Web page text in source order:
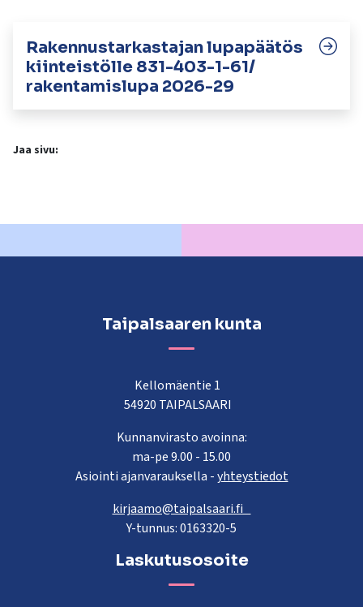
Rakennustarkastajan lupapäätös
kiinteistölle 831-403-1-61/
rakentamislupa 2026-29
Jaa sivu:
Taipalsaaren kunta
Kellomäentie 1
54920 TAIPALSAARI
Kunnanvirasto avoinna:
ma-pe 9.00 - 15.00
Asiointi ajanvarauksella -yhteystiedot
kirjaamo@taipalsaari.fi
Y-tunnus: 0163320-5
Laskutusosoite